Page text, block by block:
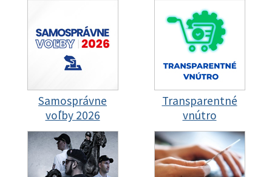
Samosprávne
voľby 2026
Transparentné
vnútro